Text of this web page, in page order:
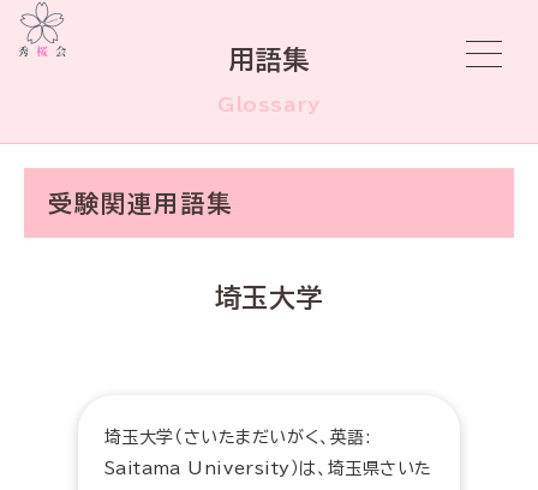
用語集
Glossary
受験関連用語集
埼玉大学
埼玉大学（さいたまだいがく、英語:
Saitama University）は、埼玉県さいた